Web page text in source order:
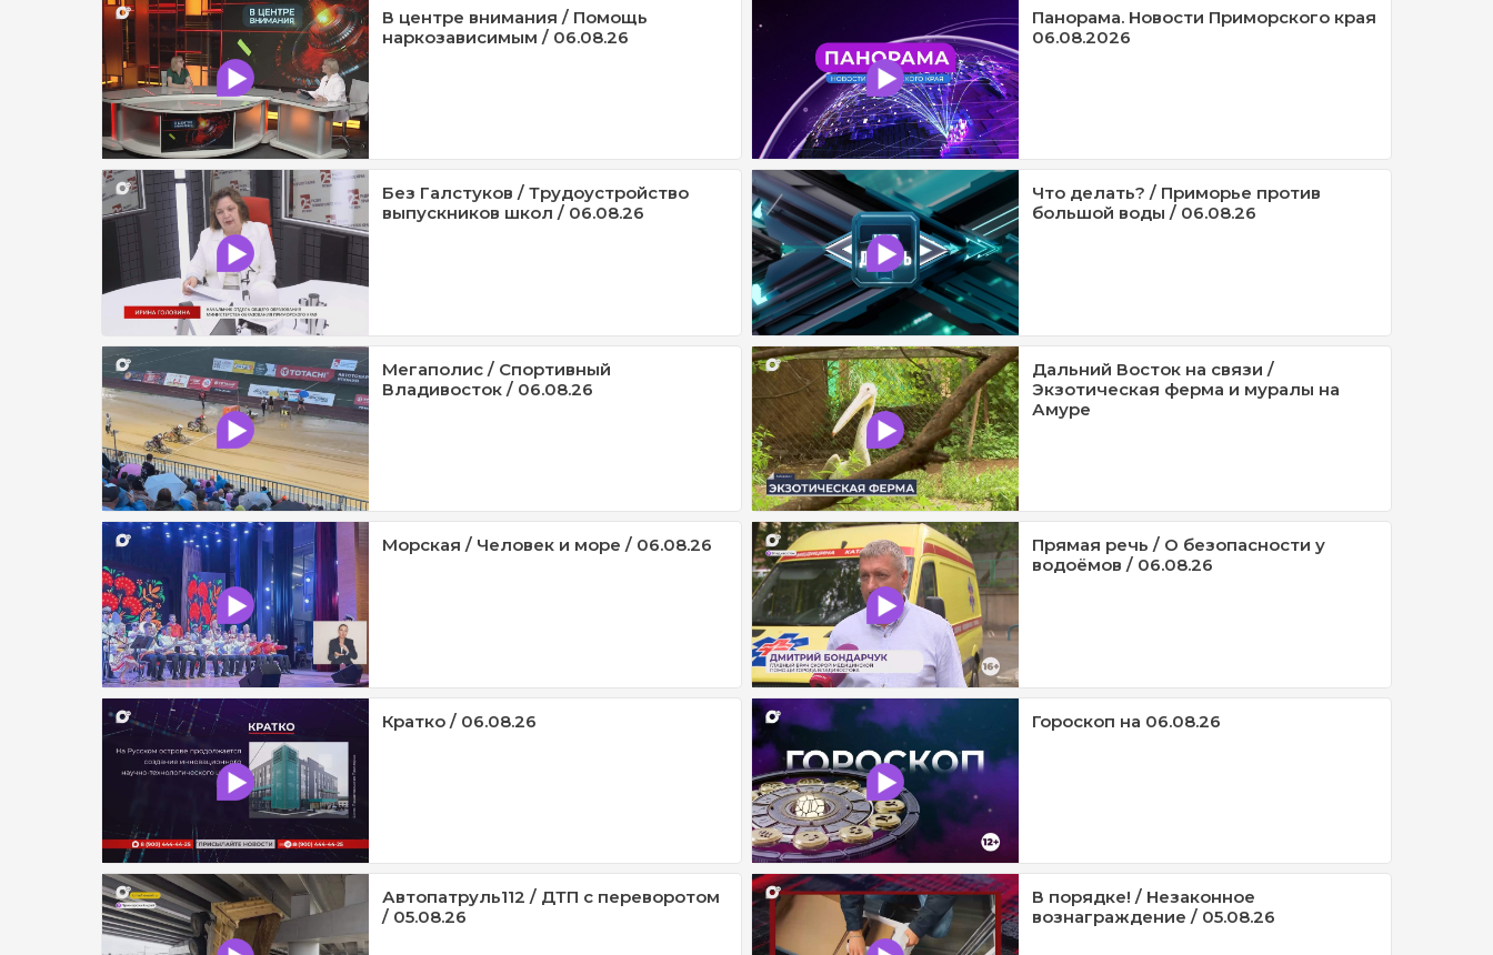
В центре внимания / Помощь
наркозависимым / 06.08.26
Панорама. Новости Приморского края
06.08.2026
Без Галстуков / Трудоустройство
выпускников школ / 06.08.26
Что делать? / Приморье против
большой воды / 06.08.26
Мегаполис / Спортивный
Владивосток / 06.08.26
Дальний Восток на связи /
Экзотическая ферма и муралы на
Амуре
Морская / Человек и море / 06.08.26
Прямая речь / О безопасности у
водоёмов / 06.08.26
Кратко / 06.08.26 Гороскоп на 06.08.26
Автопатруль112 / ДТП с переворотом
/ 05.08.26
В порядке! / Незаконное
вознаграждение / 05.08.26